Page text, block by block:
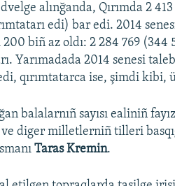
alınğanda, Qırımda 2
edi) bar edi. 2014
200 biñ az oldı: 2 284 769
Yarımadada 2014 senesi
qırımtatarca ise, şimdi kibi,
balalarnıñ sayısı ealiniñ
diger milletlerniñ tilleri
Taras Kremin.